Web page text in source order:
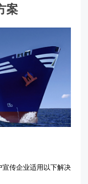
案
传企业适用以下解决